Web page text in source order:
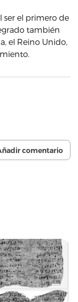
ser el primero de
también
el Reino Unido,
comentario